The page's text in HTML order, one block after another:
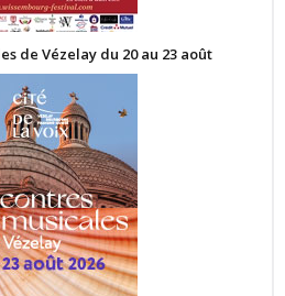
de Vézelay du 20 au 23 août